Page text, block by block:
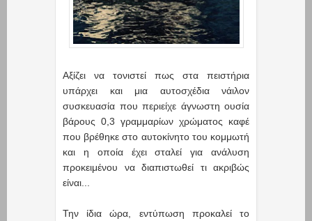
Αξίζει να τονιστεί πως στα πειστήρια
υπάρχει και μια αυτοσχέδια νάιλον
συσκευασία που περιείχε άγνωστη ουσία
βάρους 0,3 γραμμαρίων χρώματος καφέ
που βρέθηκε στο αυτοκίνητο του κομμωτή
και η οποία έχει σταλεί για ανάλυση
προκειμένου να διαπιστωθεί τι ακριβώς
είναι...
Την ίδια ώρα, εντύπωση προκαλεί το